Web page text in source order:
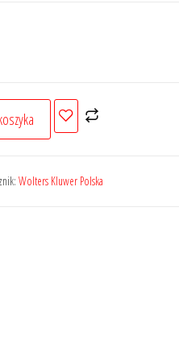
Wolters Kluwer Polska